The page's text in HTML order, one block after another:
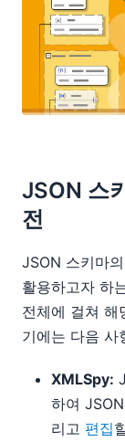
JSON 스
전
JSON 스키마
활용하고자 하
전체에 걸쳐 해
기에는 다음 사
XMLSpy:
하여
리고 편집